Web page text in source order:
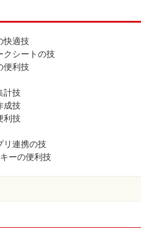
快適技
クシートの技
便利技
計技
成技
利技
リ連携の技
ーの便利技